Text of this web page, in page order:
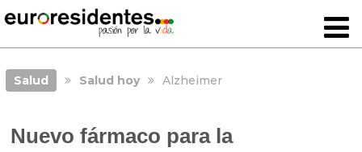
Salud Salud hoy Alzheimer
Nuevo fármaco para la